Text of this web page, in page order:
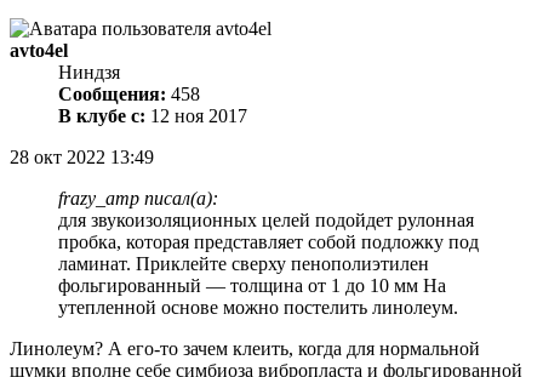
avto4el
Ниндзя
Сообщения: 458
В клубе с: 12 ноя 2017
28 окт 2022 13:49
frazy_amp писал(а):
для звукоизоляционных целей подойдет рулонная
пробка, которая представляет собой подложку под
ламинат. Приклейте сверху пенополиэтилен
фольгированный — толщина от 1 до 10 мм На
утепленной основе можно постелить линолеум.
Линолеум? А его-то зачем клеить, когда для нормальной
шумки вполне себе симбиоза вибропласта и фольгированной